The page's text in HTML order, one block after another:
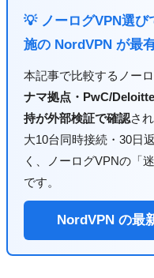
💡 ノーログVPN選び
施の NordVPN が最
本記事で比較するノー
ナマ拠点・PwC/
持が外部検証で確認さ
大10台同時接続・30日
く、ノーログVPNの「
です。
NordVPN の最